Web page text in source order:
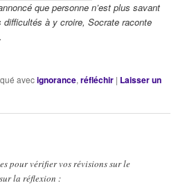
que personne n’est plus savant
difficultés à y croire, Socrate raconte
avecignorance,réfléchir | Laisser un
pour vérifier vos révisions sur le
la réflexion :